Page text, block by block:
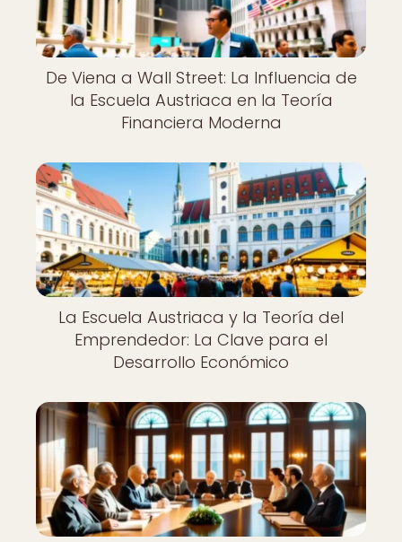
De Viena a Wall Street: La Influencia de
la Escuela Austriaca en la Teoría
Financiera Moderna
La Escuela Austriaca y la Teoría del
Emprendedor: La Clave para el
Desarrollo Económico